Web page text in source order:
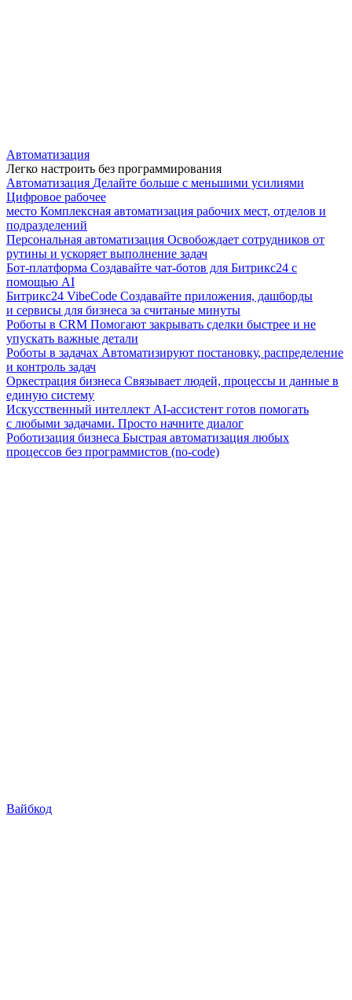
Автоматизация
Легко настроить без программирования
Автоматизация Делайте больше с меньшими усилиями
Цифровое рабочее
место Комплексная автоматизация рабочих мест, отделов и
подразделений
Персональная автоматизация Освобождает сотрудников от
рутины и ускоряет выполнение задач
Бот-платформа Создавайте чат-ботов для Битрикс24 с
помощью AI
Битрикс24 VibeCode Создавайте приложения, дашборды
и сервисы для бизнеса за считаные минуты
Роботы в CRM Помогают закрывать сделки быстрее и не
упускать важные детали
Роботы в задачах Автоматизируют постановку, распределение
и контроль задач
Оркестрация бизнеса Связывает людей, процессы и данные в
единую систему
Искусственный интеллект AI-ассистент готов помогать
с любыми задачами. Просто начните диалог
Роботизация бизнеса Быстрая автоматизация любых
процессов без программистов (no-code)
Вайбкод